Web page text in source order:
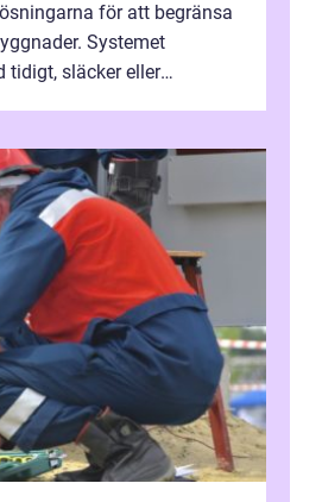
för att begränsa
Systemet
tidigt, släcker eller